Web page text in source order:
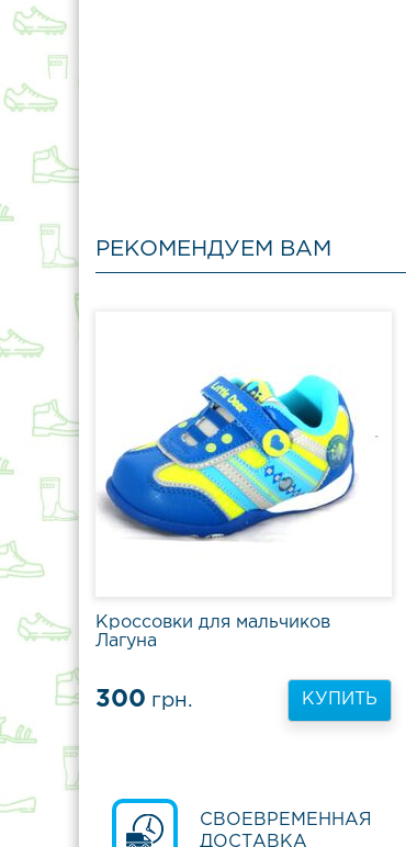
РЕКОМЕНДУЕМ ВАМ
Кроссовки для мальчиков
Лагуна
300 грн. КУПИТЬ
СВОЕВРЕМЕННАЯ
ДОСТАВКА